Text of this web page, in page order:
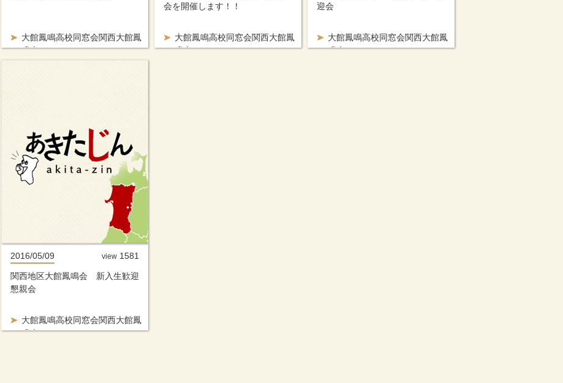
大館鳳鳴高校同窓会関西大館鳳
鳴会
大館鳳鳴高校同窓会関西大館鳳
鳴会
会を開催します！！
大館鳳鳴高校同窓会関西大館鳳
鳴会
迎会
2016/05/09
大館鳳鳴高校同窓会関西大館鳳
鳴会
関西地区大館鳳鳴会 新入生歓迎
懇親会
view 1581